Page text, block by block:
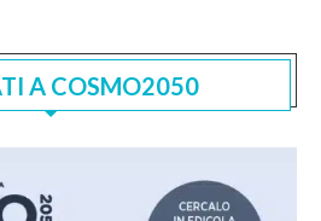
A COSMO2050